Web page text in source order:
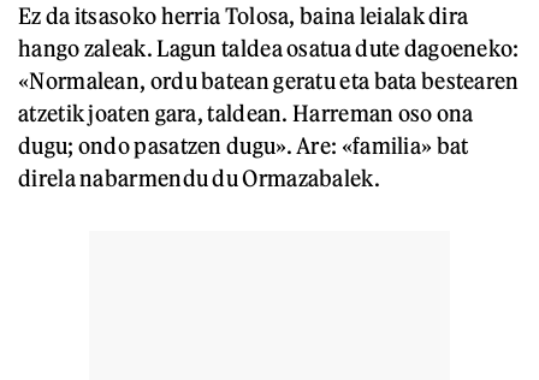
Ez da itsasoko herria Tolosa, baina leialak dira
hango zaleak. Lagun taldea osatua dute dagoeneko:
«Normalean, ordu batean geratu eta bata bestearen
atzetik joaten gara, taldean. Harreman oso ona
dugu; ondo pasatzen dugu». Are: «familia» bat
direla nabarmendu du Ormazabalek.